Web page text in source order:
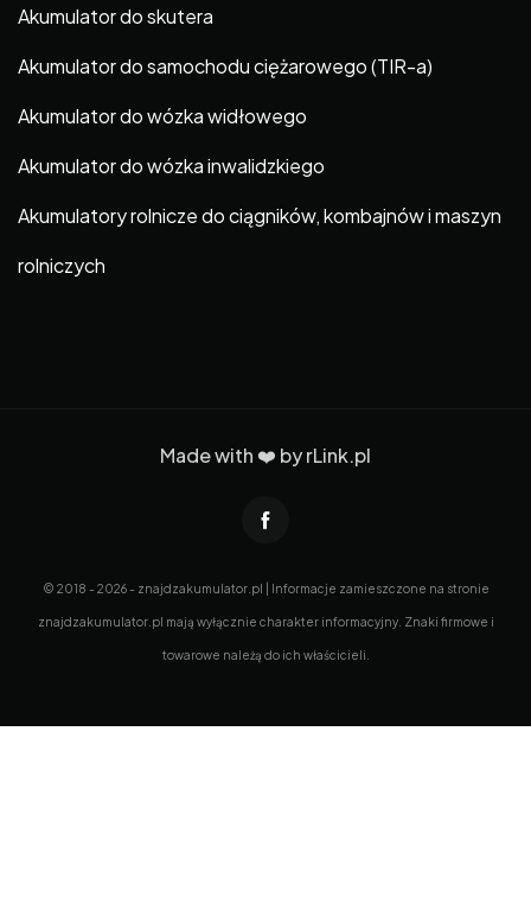
Akumulator do skutera
Akumulator do samochodu ciężarowego (TIR-a)
Akumulator do wózka widłowego
Akumulator do wózka inwalidzkiego
Akumulatory rolnicze do ciągników, kombajnów i maszyn
rolniczych
Made with ❤️ byrLink.pl
© 2018 - 2026 - znajdzakumulator.pl | Informacje zamieszczone na stronie
znajdzakumulator.pl mają wyłącznie charakter informacyjny. Znaki firmowe i
towarowe należą do ich właścicieli.